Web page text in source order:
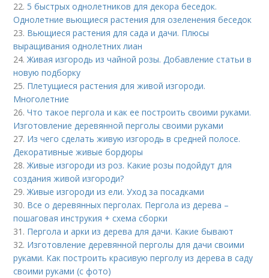
22. 5 быстрых однолетников для декора беседок.
Однолетние вьющиеся растения для озеленения беседок
23. Вьющиеся растения для сада и дачи. Плюсы
выращивания однолетних лиан
24.Живая изгородь из чайной розы. Добавление статьи в
новую подборку
25. Плетущиеся растения для живой изгороди.
Многолетние
26.Что такое пергола и как ее построить своими руками.
Изготовление деревянной перголы своими руками
27. Из чего сделать живую изгородь в средней полосе.
Декоративные живые бордюры
28.Живые изгороди из роз. Какие розы подойдут для
создания живой изгороди?
29.Живые изгороди из ели. Уход за посадками
30. Все о деревянных перголах. Пергола из дерева –
пошаговая инструкия + схема сборки
31. Пергола и арки из дерева для дачи. Какие бывают
32. Изготовление деревянной перголы для дачи своими
руками. Как построить красивую перголу из дерева в саду
своими руками (с фото)